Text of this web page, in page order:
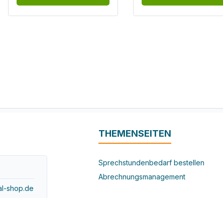
shop.de
THEMENSEITEN
Sprechstundenbedarf bestellen
Abrechnungsmanagement